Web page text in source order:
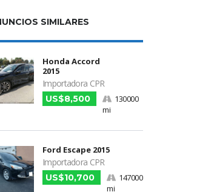
SIMILARES
Honda Accord
2015
Importadora CPR
US$8,500
130000
mi
Ford Escape 2015
Importadora CPR
US$10,700
147000
mi